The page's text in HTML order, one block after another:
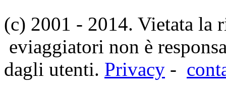
(c) 2001 - 2014. Vietata la
eviaggiatori non è
dagli utenti. Privacy -